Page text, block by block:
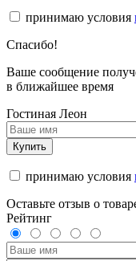
принимаю условия
Спасибо!
Ваше сообщение
в ближайшее время
Гостиная Леон
Купить
принимаю условия
Оставьте отзыв о
Рейтинг